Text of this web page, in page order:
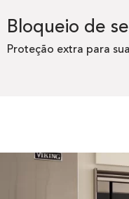
Bloqueio de
Proteção extra para